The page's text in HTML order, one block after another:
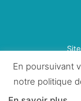
En poursuivant
notre politique